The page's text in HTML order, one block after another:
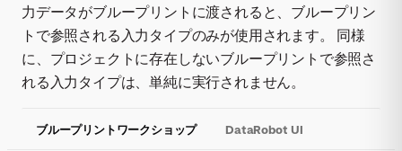
力データがブループリントに渡されると、ブループリン
トで参照される入力タイプのみが使用されます。 同様
に、プロジェクトに存在しないブループリントで参照さ
れる入力タイプは、単純に実行されません。
ブループリントワークショップ DataRobot UI